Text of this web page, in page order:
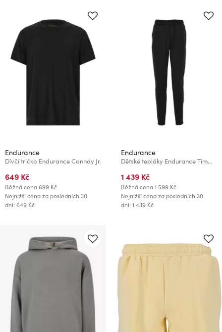
Endurance
Dívčí tričko Endurance Canndy Jr.
649 Kč
Běžná cena699 Kč
Nejnižší cena za posledních 30
dní: 649 Kč
Endurance
Dětské tepláky Endurance Timmia Jr. Sweat Pants - velikost
1 439 Kč
Běžná cena1 599 Kč
Nejnižší cena za posledních 30
dní: 1 439 Kč